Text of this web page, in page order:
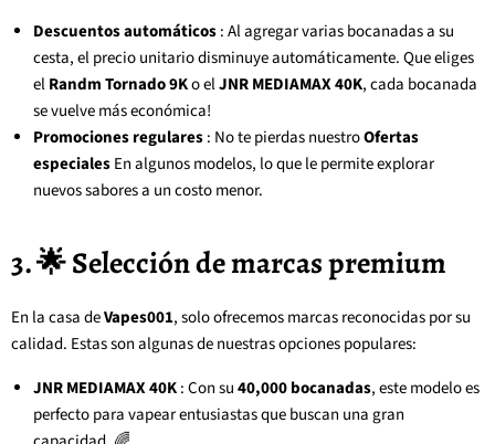
Descuentos automáticos: Al agregar varias bocanadas a su
cesta, el precio unitario disminuye automáticamente. Que eliges
elRandm Tornado 9Ko elJNR MEDIAMAX 40K, cada bocanada
se vuelve más económica!
Promociones regulares: No te pierdas nuestroOfertas
especialesEn algunos modelos, lo que le permite explorar
nuevos sabores a un costo menor.
3. 🌟 Selección de marcas premium
En la casa deVapes001, solo ofrecemos marcas reconocidas por su
calidad. Estas son algunas de nuestras opciones populares:
JNR MEDIAMAX 40K: Con su40,000 bocanadas, este modelo es
perfecto para vapear entusiastas que buscan una gran